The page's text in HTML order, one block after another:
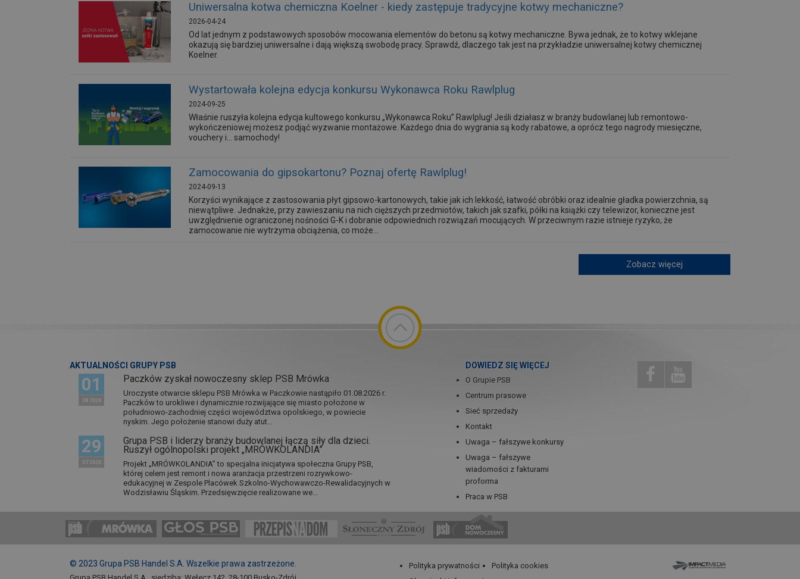
Uniwersalna kotwa chemiczna Koelner - kiedy zastępuje tradycyjne kotwy mechaniczne?
2026-04-24
Od lat jednym z podstawowych sposobów mocowania elementów do betonu są kotwy mechaniczne. Bywa jednak, że to kotwy wklejane
okazują się bardziej uniwersalne i dają większą swobodę pracy. Sprawdź, dlaczego tak jest na przykładzie uniwersalnej kotwy chemicznej
Koelner.
Wystartowała kolejna edycja konkursu Wykonawca Roku Rawlplug
2024-09-25
Właśnie ruszyła kolejna edycja kultowego konkursu „Wykonawca Roku” Rawlplug! Jeśli działasz w branży budowlanej lub remontowo-
wykończeniowej możesz podjąć wyzwanie montażowe. Każdego dnia do wygrania są kody rabatowe, a oprócz tego nagrody miesięczne,
vouchery i... samochody!
Zamocowania do gipsokartonu? Poznaj ofertę Rawlplug!
2024-09-13
Korzyści wynikające z zastosowania płyt gipsowo-kartonowych, takie jak ich lekkość, łatwość obróbki oraz idealnie gładka powierzchnia, są
niewątpliwe. Jednakże, przy zawieszaniu na nich cięższych przedmiotów, takich jak szafki, półki na książki czy telewizor, konieczne jest
uwzględnienie ograniczonej nośności G-K i dobranie odpowiednich rozwiązań mocujących. W przeciwnym razie istnieje ryzyko, że
zamocowanie nie wytrzyma obciążenia, co może...
Zobacz więcej
AKTUALNOŚCI GRUPY PSB
01
08 2026
Paczków zyskał nowoczesny sklep PSB Mrówka
Uroczyste otwarcie sklepu PSB Mrówka w Paczkowie nastąpiło 01.08.2026 r.
Paczków to urokliwe i dynamicznie rozwijające się miasto położone w
południowo-zachodniej części województwa opolskiego, w powiecie
nyskim. Jego położenie stanowi duży atut...
29
07 2026
Grupa PSB i liderzy branży budowlanej łączą siły dla dzieci.
Ruszył ogólnopolski projekt „MRÓWKOLANDIA”
Projekt „MRÓWKOLANDIA” to specjalna inicjatywa społeczna Grupy PSB,
której celem jest remont i nowa aranżacja przestrzeni rozrywkowo-
edukacyjnej w Zespole Placówek Szkolno-Wychowawczo-Rewalidacyjnych w
Wodzisławiu Śląskim. Przedsięwzięcie realizowane we...
DOWIEDZ SIĘ WIĘCEJ
O Grupie PSB
Centrum prasowe
Sieć sprzedaży
Kontakt
Uwaga – fałszywe konkursy
Uwaga – fałszywe
wiadomości z fakturami
proforma
Praca w PSB
© 2023 Grupa PSB Handel S.A. Wszelkie prawa zastrzeżone. Polityka prywatności
Polityka cookies